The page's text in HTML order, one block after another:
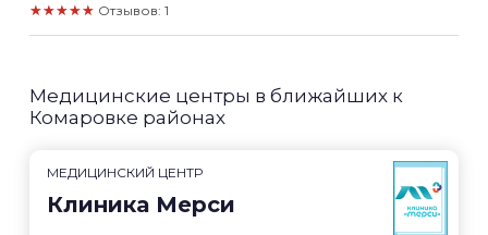
★★★★★ Отзывов: 1
Медицинские центры в ближайших к
Комаровке районах
МЕДИЦИНСКИЙ ЦЕНТР
Клиника Мерси